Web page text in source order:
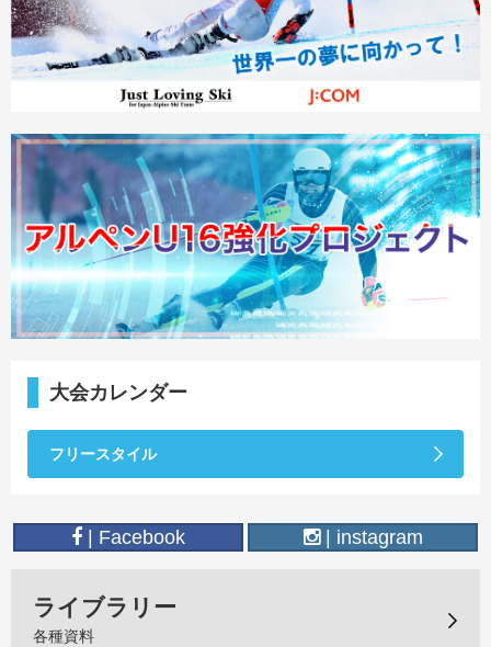
大会カレンダー
フリースタイル
| Facebook | instagram
ライブラリー
各種資料